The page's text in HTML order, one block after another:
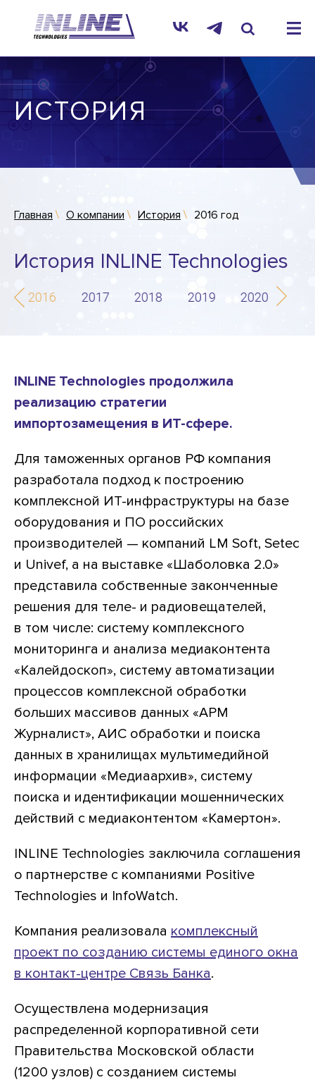
ИСТОРИЯ
Главная О компании История 2016 год
История INLINE Technologies
2016 2017 2018 2019 2020
INLINE Technologies продолжила
реализацию стратегии
импортозамещения в ИТ-сфере.
Для таможенных органов РФ компания
разработала подход к построению
комплексной ИТ-инфраструктуры на базе
оборудования и ПО российских
производителей — компаний LM Soft, Seteс
и Univef, а на выставке «Шаболовка 2.0»
представила собственные законченные
решения для теле- и радиовещателей,
в том числе: систему комплексного
мониторинга и анализа медиаконтента
«Калейдоскоп», систему автоматизации
процессов комплексной обработки
больших массивов данных «АРМ
Журналист», АИС обработки и поиска
данных в хранилищах мультимедийной
информации «Медиаархив», систему
поиска и идентификации мошеннических
действий с медиаконтентом «Камертон».
INLINE Technologies заключила соглашения
о партнерстве с компаниями Positive
Technologies и InfoWatch.
Компания реализовала комплексный
проект по созданию системы единого окна
в контакт-центре Связь Банка.
Осуществлена модернизация
распределенной корпоративной сети
Правительства Московской области
(1200 узлов) с созданием системы